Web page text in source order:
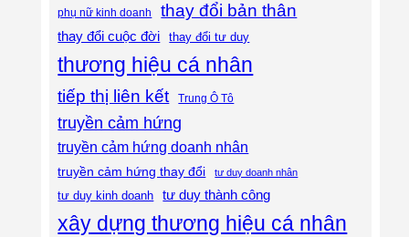
phụ nữ kinh doanh thay đổi bản thân
thay đổi cuộc đời thay đổi tư duy
thương hiệu cá nhân
tiếp thị liên kết Trung Ô Tô
truyền cảm hứng
truyền cảm hứng doanh nhân
truyền cảm hứng thay đổi tư duy doanh nhân
tư duy kinh doanh tư duy thành công
xây dựng thương hiệu cá nhân